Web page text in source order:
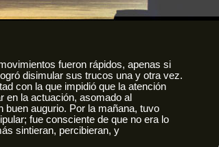
fueron rápidos, apenas si
disimular sus trucos una y otra vez.
con la que impidió que la atención
en la actuación, asomado al
augurio. Por la mañana, tuvo
fue consciente de que no era lo
sintieran, percibieran, y